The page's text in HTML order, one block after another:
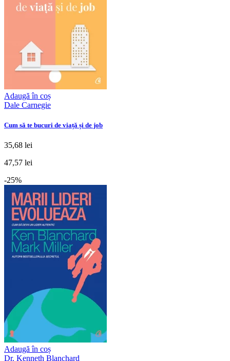
Adaugă în coș
Dale Carnegie
Cum să te bucuri de viață și de job
35,68 lei
47,57 lei
-25%
Adaugă în coș
Dr. Kenneth Blanchard